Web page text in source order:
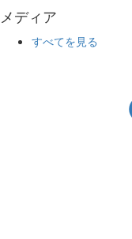
メディア
すべてを見る